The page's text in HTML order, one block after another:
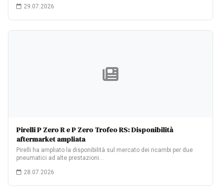
29.07.2026
Pirelli P Zero R e P Zero Trofeo RS: Disponibilità
aftermarket ampliata
Pirelli ha ampliato la disponibilità sul mercato dei ricambi per due
pneumatici ad alte prestazioni…
28.07.2026